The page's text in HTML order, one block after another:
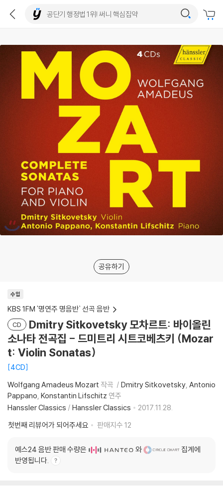
공유하기
수입
KBS 1FM '명연주 명음반` 선곡 음반
CD
Dmitry Sitkovetsky 모차르트: 바이올린
소나타 전곡집 - 드미트리 시트코베츠키 (Mozar
t: Violin Sonatas)
4CD
Wolfgang Amadeus Mozart 작곡 Dmitry Sitkovetsky Antonio
Pappano Konstantin Lifschitz 연주
Hanssler Classics / Hanssler Classics
2017.11.28.
첫번째 리뷰어가 되어주세요
판매지수 12
예스24 음반 판매 수량은 와
집계에
반영됩니다.